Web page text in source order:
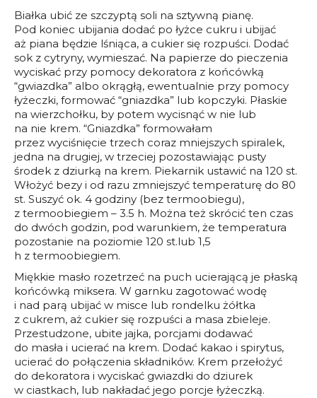
Białka ubić ze szczyptą soli na sztywną pianę.
Pod koniec ubijania dodać po łyżce cukru i ubijać
aż piana będzie lśniąca, a cukier się rozpuści. Dodać
sok z cytryny, wymieszać. Na papierze do pieczenia
wyciskać przy pomocy dekoratora z końcówką
“gwiazdka” albo okrągłą, ewentualnie przy pomocy
łyżeczki, formować “gniazdka” lub kopczyki. Płaskie
na wierzchołku, by potem wycisnąć w nie lub
na nie krem. “Gniazdka” formowałam
przez wyciśnięcie trzech coraz mniejszych spiralek,
jedna na drugiej, w trzeciej pozostawiając pusty
środek z dziurką na krem. Piekarnik ustawić na 120 st.
Włożyć bezy i od razu zmniejszyć temperaturę do 80
st. Suszyć ok. 4 godziny (bez termoobiegu),
z termoobiegiem – 3.5 h. Można też skrócić ten czas
do dwóch godzin, pod warunkiem, że temperatura
pozostanie na poziomie 120 st.lub 1,5
h z termoobiegiem.
Miękkie masło rozetrzeć na puch ucierającą je płaską
końcówką miksera. W garnku zagotować wodę
i nad parą ubijać w misce lub rondelku żółtka
z cukrem, aż cukier się rozpuści a masa zbieleje.
Przestudzone, ubite jajka, porcjami dodawać
do masła i ucierać na krem. Dodać kakao i spirytus,
ucierać do połączenia składników. Krem przełożyć
do dekoratora i wyciskać gwiazdki do dziurek
w ciastkach, lub nakładać jego porcje łyżeczką.